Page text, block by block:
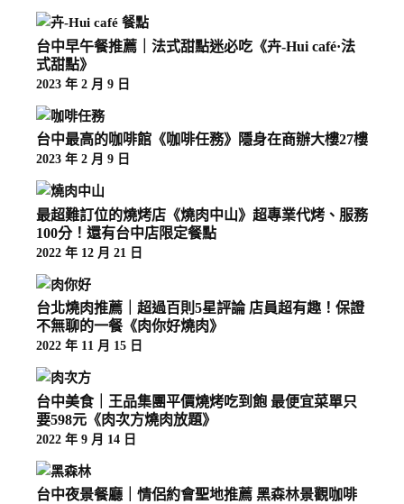
台中早午餐推薦｜法式甜點迷必吃《卉-Hui café·法
式甜點》
2023 年 2 月 9 日
台中最高的咖啡館《咖啡任務》隱身在商辦大樓27樓
2023 年 2 月 9 日
最超難訂位的燒烤店《燒肉中山》超專業代烤、服務
100分！還有台中店限定餐點
2022 年 12 月 21 日
台北燒肉推薦｜超過百則5星評論 店員超有趣！保證
不無聊的一餐《肉你好燒肉》
2022 年 11 月 15 日
台中美食｜王品集團平價燒烤吃到飽 最便宜菜單只
要598元《肉次方燒肉放題》
2022 年 9 月 14 日
台中夜景餐廳｜情侶約會聖地推薦 黑森林景觀咖啡